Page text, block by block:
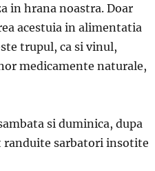
in hrana noastra. Doar
acestuia in alimentatia
trupul, ca si vinul,
medicamente naturale,
si duminica, dupa
randuite sarbatori insotite